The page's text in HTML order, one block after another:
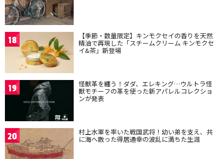
18 【季節・数量限定】キンモクセイの香りを天然
精油で再現した「スチームクリーム キンモクセ
イ&茶」新登場
19 怪獣革を纏う！ダダ、エレキング…ウルトラ怪
獣モチーフの革を使った新アパレルコレクショ
ンが発表
20 村上水軍を率いた戦国武将！幼い弟を支え、共
に海へ散った得居通幸の波乱に満ちた生涯